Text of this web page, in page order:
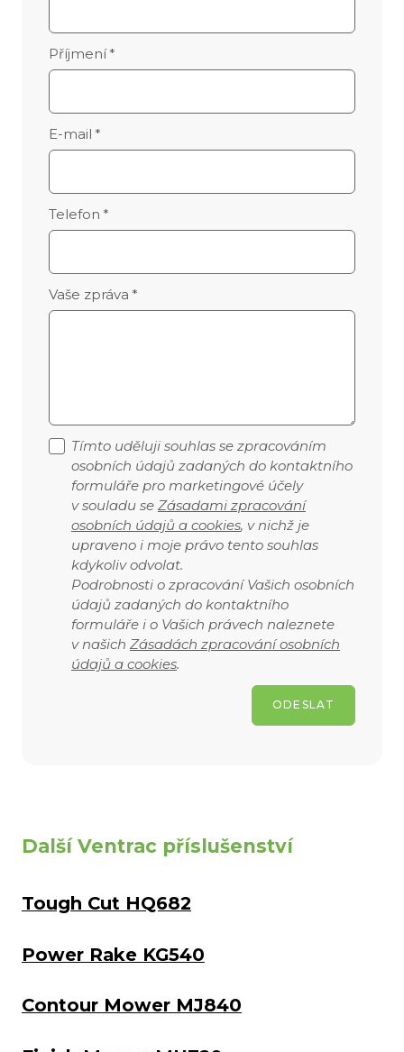
Příjmení *
E-mail *
Telefon *
Vaše zpráva *
Tímto uděluji souhlas se zpracováním
osobních údajů zadaných do kontaktního
formuláře pro marketingové účely
v souladu se Zásadami zpracování
osobních údajů a cookies, v nichž je
upraveno i moje právo tento souhlas
kdykoliv odvolat.
Podrobnosti o zpracování Vašich osobních
údajů zadaných do kontaktního
formuláře i o Vašich právech naleznete
v našich Zásadách zpracování osobních
údajů a cookies.
ODESLAT
Další Ventrac příslušenství
Tough Cut HQ682
Power Rake KG540
Contour Mower MJ840